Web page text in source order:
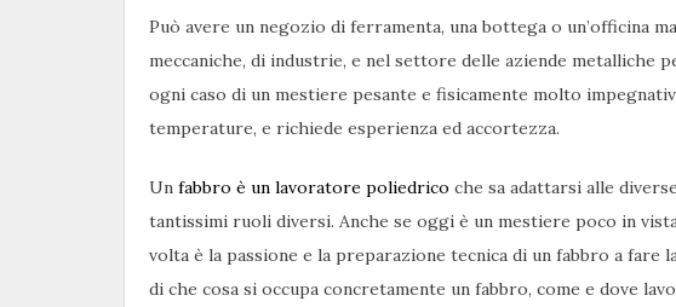
Può avere un negozio di ferramenta, una bottega o un’officina
meccaniche, di industrie, e nel settore delle aziende metalliche
ogni caso di un mestiere pesante e fisicamente molto
temperature, e richiede esperienza ed accortezza.
Un fabbro è un lavoratore poliedrico che sa adattarsi alle
tantissimi ruoli diversi. Anche se oggi è un mestiere poco in
volta è la passione e la preparazione tecnica di un fabbro a fare
di che cosa si occupa concretamente un fabbro, come e dove